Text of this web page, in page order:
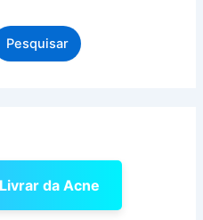
Pesquisar
da Acne